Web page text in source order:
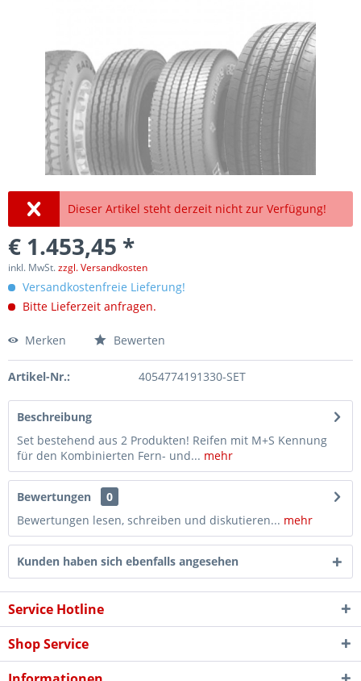
Dieser Artikel steht derzeit nicht zur Verfügung!
€ 1.453,45 *
inkl. MwSt.zzgl. Versandkosten
Versandkostenfreie Lieferung!
Bitte Lieferzeit anfragen.
Merken Bewerten
Artikel-Nr.: 4054774191330-SET
Beschreibung
Set bestehend aus 2 Produkten! Reifen mit M+S Kennung
für den Kombinierten Fern- und... mehr
Bewertungen
0
Bewertungen lesen, schreiben und diskutieren... mehr
Kunden haben sich ebenfalls angesehen
Service Hotline
Shop Service